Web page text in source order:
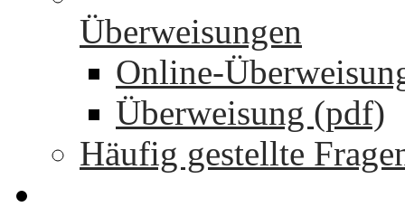
Überweisungen
Online-
Überweisung (pdf)
Häufig gestellte